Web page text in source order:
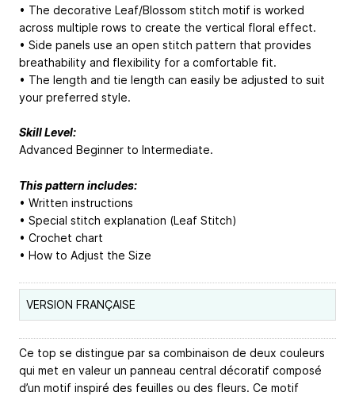
• The decorative Leaf/Blossom stitch motif is worked
across multiple rows to create the vertical floral effect.
• Side panels use an open stitch pattern that provides
breathability and flexibility for a comfortable fit.
• The length and tie length can easily be adjusted to suit
your preferred style.
Skill Level:
Advanced Beginner to Intermediate.
This pattern includes:
• Written instructions
• Special stitch explanation (Leaf Stitch)
• Crochet chart
• How to Adjust the Size
VERSION FRANÇAISE
Ce top se distingue par sa combinaison de deux couleurs
qui met en valeur un panneau central décoratif composé
d’un motif inspiré des feuilles ou des fleurs. Ce motif